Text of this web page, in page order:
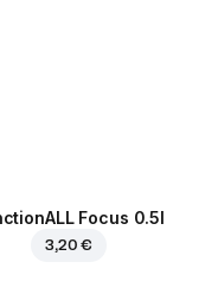
Focus 0.5l
3,20 €